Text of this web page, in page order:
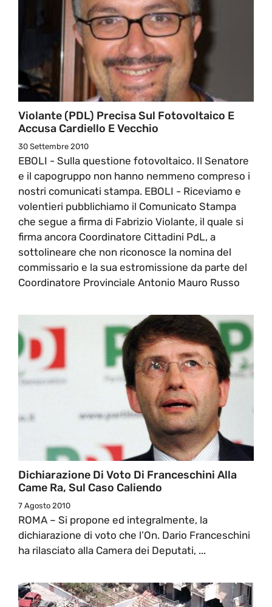
Violante (PDL) Precisa Sul Fotovoltaico E
Accusa Cardiello E Vecchio
30 Settembre 2010
EBOLI - Sulla questione fotovoltaico. Il Senatore
e il capogruppo non hanno nemmeno compreso i
nostri comunicati stampa. EBOLI - Riceviamo e
volentieri pubblichiamo il Comunicato Stampa
che segue a firma di Fabrizio Violante, il quale si
firma ancora Coordinatore Cittadini PdL, a
sottolineare che non riconosce la nomina del
commissario e la sua estromissione da parte del
Coordinatore Provinciale Antonio Mauro Russo
Dichiarazione Di Voto Di Franceschini Alla
Came Ra, Sul Caso Caliendo
7 Agosto 2010
ROMA – Si propone ed integralmente, la
dichiarazione di voto che l’On. Dario Franceschini
ha rilasciato alla Camera dei Deputati, ...